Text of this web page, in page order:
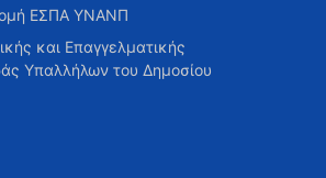
ΕΣΠΑ ΥΝΑΝΠ
και Επαγγελματικής
Υπαλλήλων του Δημοσίου